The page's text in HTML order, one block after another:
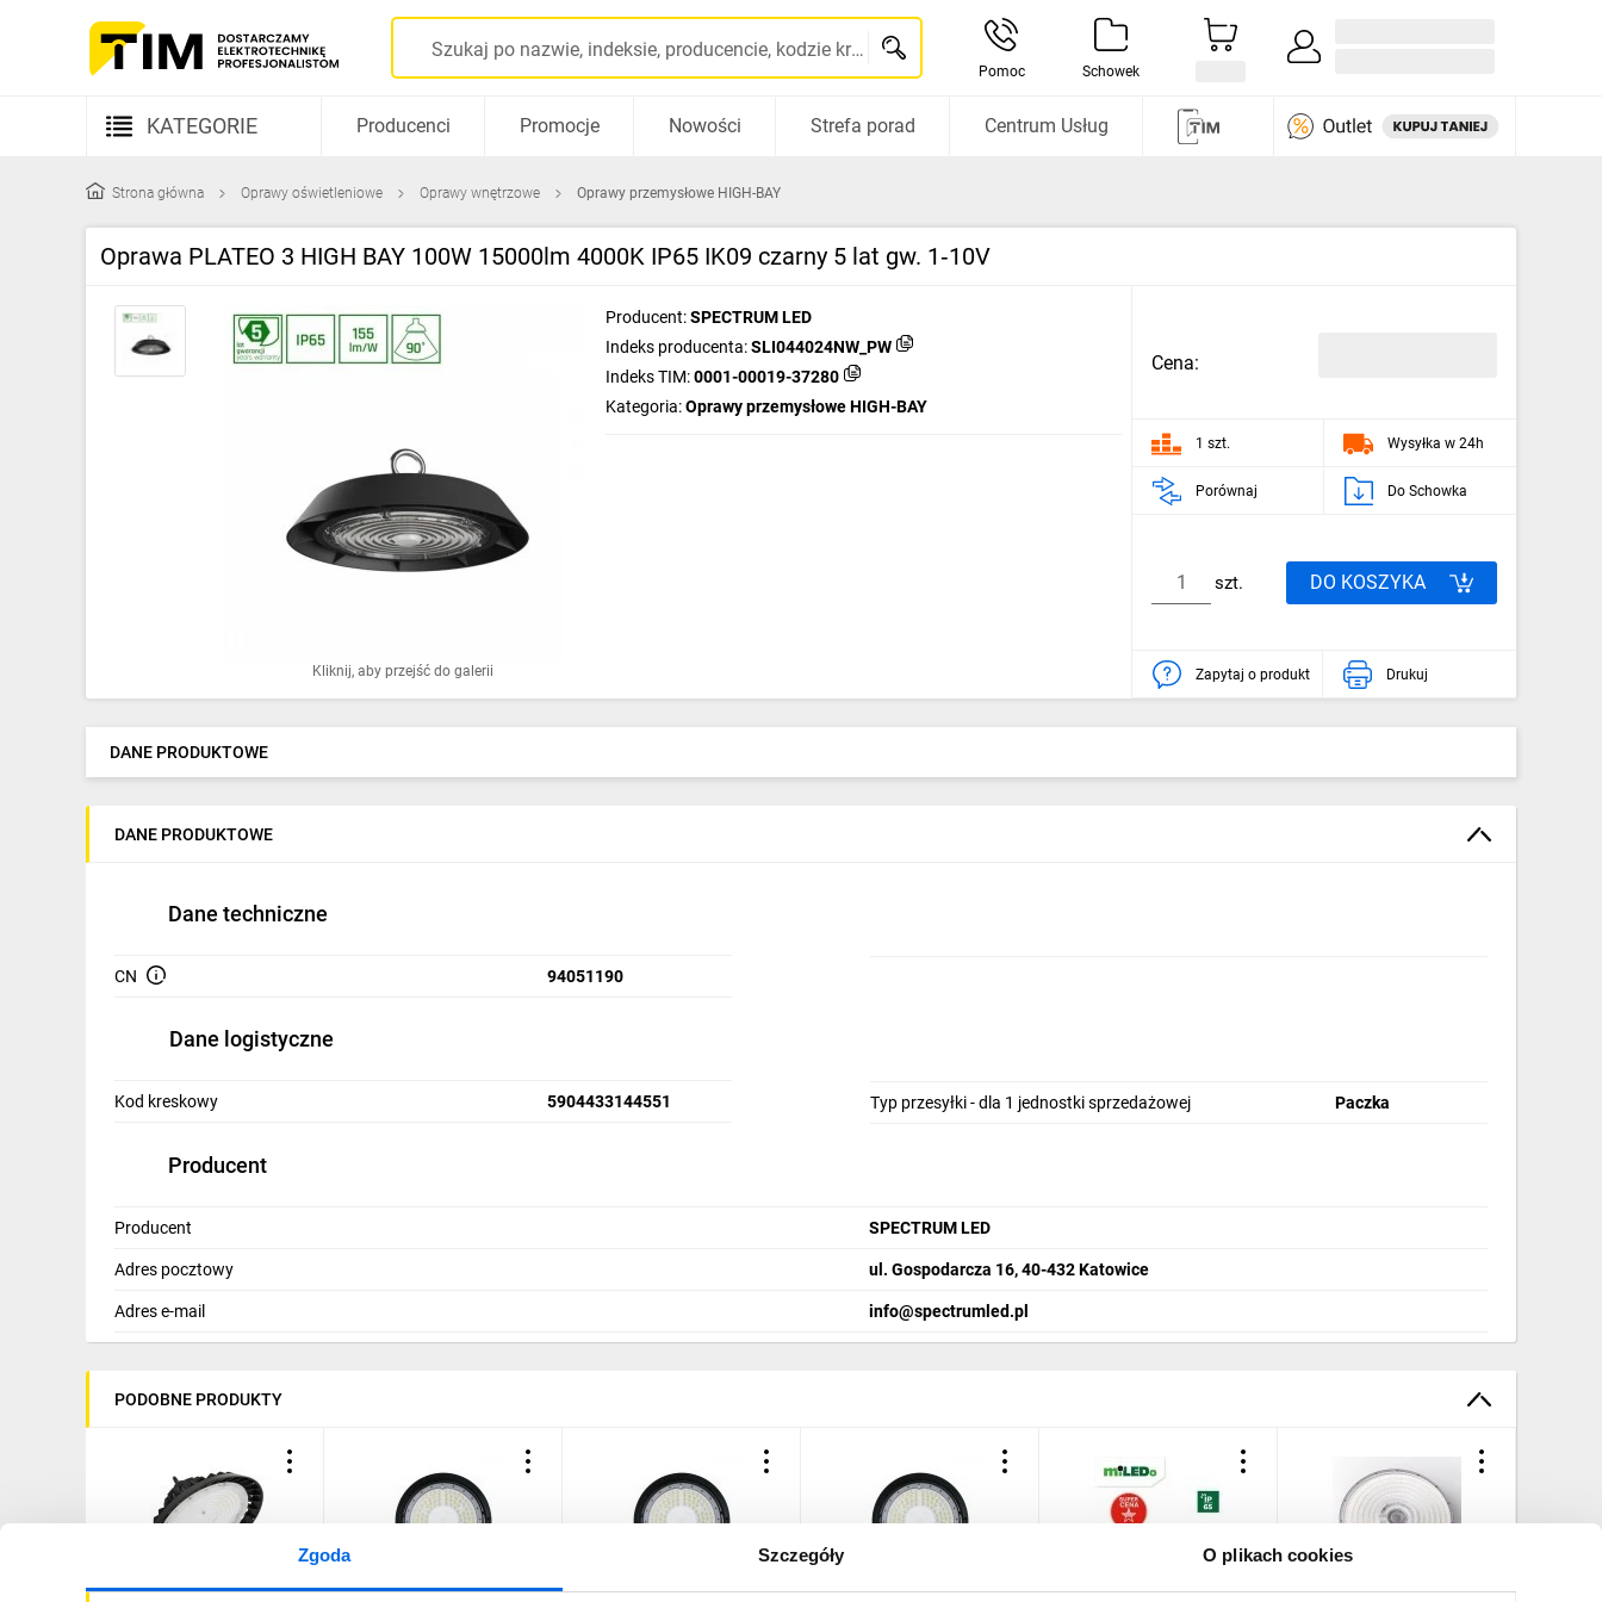
Zgoda Szczegóły O plikach cookies
Szukaj po nazwie, indeksie, producencie, kodzie kreskowym...
Pomoc Schowek
KATEGORIE
Kable i przewody
Rozdzielnice i obudowy
Elementy prowadzenia kabli
Ogrzewanie
Elektronarzędzia i mierniki
Dom i ogród
Klimatyzacja
Budowa i Remont
Elektronika
Smart home
Producenci Promocje Nowości Strefa porad Centrum Usług
Strona główna Oprawy oświetleniowe Oprawy wnętrzowe Oprawy przemysłowe HIGH-BAY
Oprawa PLATEO 3 HIGH BAY 100W 15000lm 4000K IP65 IK09 czarny 5 lat gw. 1‑10V
Kliknij, aby przejść do galerii
Producent:SPECTRUM LED
Indeks producenta:SLI044024NW_PW
Indeks TIM:0001-00019-37280
Kategoria:Oprawy przemysłowe HIGH-BAY
Cena:
1 szt. Wysyłka w 24h
Porównaj Do Schowka
szt. DO KOSZYKA
Zapytaj o produkt Drukuj
DANE PRODUKTOWE
DANE PRODUKTOWE
Dane techniczne
CN 94051190
Dane logistyczne
Kod kreskowy 5904433144551 Typ przesyłki - dla 1 jednostki sprzedażowej Paczka
Producent
Producent SPECTRUM LED
Adres pocztowy ul. Gospodarcza 16, 40-432 Katowice
Adres e-mail info@spectrumled.pl
PODOBNE PRODUKTY